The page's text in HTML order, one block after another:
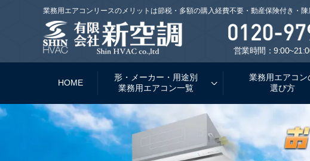
業務用エアコンリースのメリットは節税・多額の購入経費不要・動産保険付き・
営業時間：
HOME
形・メーカー・用途別
業務用エアコン一覧
業務用エアコン
選び方